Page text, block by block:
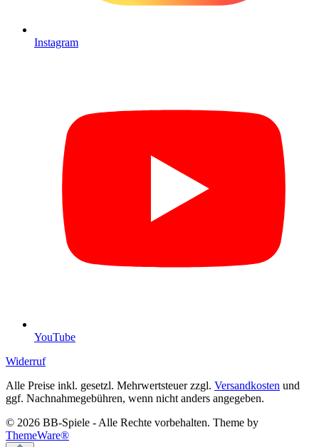
Instagram
YouTube
Widerruf
Alle Preise inkl. gesetzl. Mehrwertsteuer zzgl. Versandkosten und
ggf. Nachnahmegebühren, wenn nicht anders angegeben.
© 2026 BB-Spiele - Alle Rechte vorbehalten. Theme by
ThemeWare®